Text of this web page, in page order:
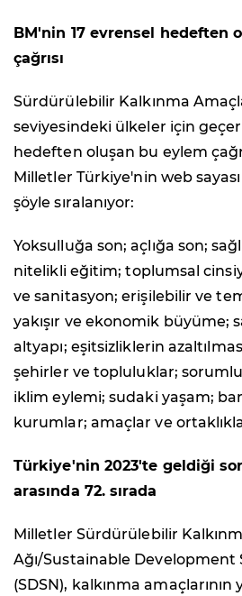
BM'nin 17 evrensel hedeften
çağrısı
Sürdürülebilir Kalkınma
seviyesindeki ülkeler için
hedeften oluşan bu eylem
Milletler Türkiye'nin web
şöyle sıralanıyor:
Yoksulluğa son; açlığa son;
nitelikli eğitim; toplumsal
ve sanitasyon; erişilebilir ve
yakışır ve ekonomik büyüme;
altyapı; eşitsizliklerin
şehirler ve topluluklar;
iklim eylemi; sudaki yaşam;
kurumlar; amaçlar ve
Türkiye'nin 2023'te geldiği
arasında 72. sırada
Milletler Sürdürülebilir
Ağı/Sustainable
(SDSN), kalkınma amaçlarının